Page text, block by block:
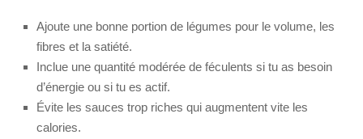
Ajoute une bonne portion de légumes pour le volume, les
fibres et la satiété.
Inclue une quantité modérée de féculents si tu as besoin
d’énergie ou si tu es actif.
Évite les sauces trop riches qui augmentent vite les
calories.